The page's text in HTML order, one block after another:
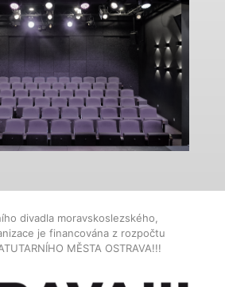
divadla moravskoslezského,
je financována z rozpočtu
MĚSTA OSTRAVA!!!